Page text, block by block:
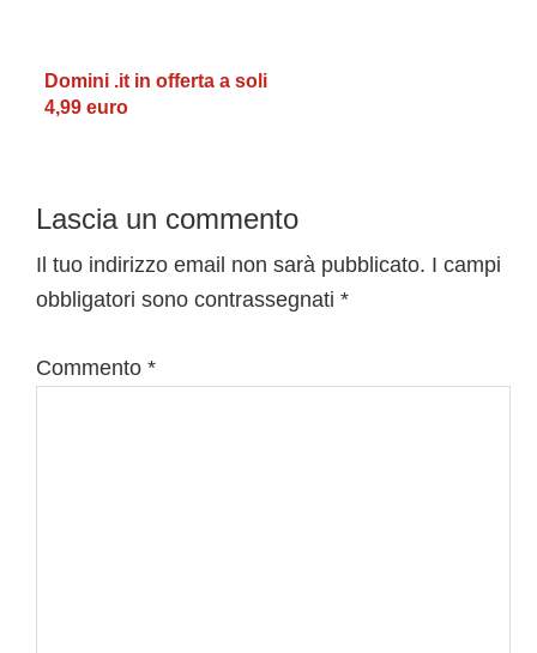
Domini .it in offerta a soli
4,99 euro
Interazioni
del
lettore
Lascia un commento
Il tuo indirizzo email non sarà pubblicato. I campi
obbligatori sono contrassegnati *
Commento *